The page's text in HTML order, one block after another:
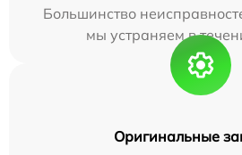
Большинство
мы устраняем в
Оригинальные